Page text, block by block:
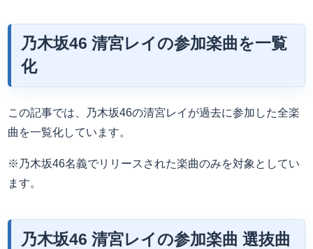
乃木坂46 清宮レイの参加楽曲を一覧
化
この記事では、乃木坂46の清宮レイが過去に参加した全楽
曲を一覧化しています。
※乃木坂46名義でリリースされた楽曲のみを対象としてい
ます。
乃木坂46 清宮レイの参加楽曲 選抜曲